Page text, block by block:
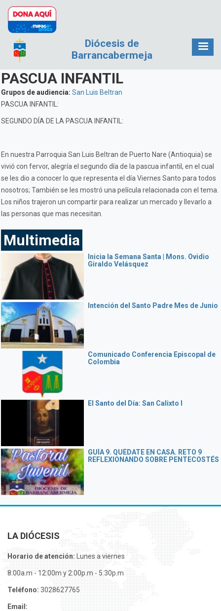
Pasar al contenido principal
Diócesis de
Barrancabermeja
PASCUA INFANTIL
Grupos de audiencia: San Luis Beltran
PASCUA INFANTIL:
SEGUNDO DÍA DE LA PASCUA INFANTIL:
En nuestra Parroquia San Luis Beltran de Puerto Nare (Antioquia) se
vivió con fervor, alegría el segundo día de la pascua infantil, en el cual
se les dio a conocer lo que representa el día Viernes Santo para todos
nosotros; También se les mostró una película relacionada con el tema.
Los niños trajeron un compartir para realizar un mercado y llevarlo a
las personas que mas necesitan.
Multimedia
Inicia la Semana Santa | Mons. Ovidio
Giraldo Velásquez
Intención del Santo Padre Mes de Junio
Comunicado Conferencia Episcopal de
Colombia
El Santo del Día: San Calixto I
GUÍA 9. QUÉDATE EN CASA. RETO 9
REFLEXIONANDO SOBRE PENTECOSTÉS
LA DIÓCESIS
Horario de atención:Lunes a viernes
8:00a.m - 12:00m y 2:00p.m - 5:30p.m
Teléfono: 3028627765
Email: